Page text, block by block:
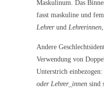
Maskulinum. Das
fasst maskuline und
Lehrerund Lehrerinnen
Andere
Verwendung von
Unterstrich einbezogen:
oder Lehrer_innen sind